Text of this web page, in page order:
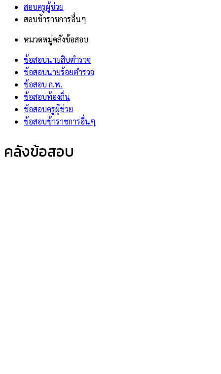
สอบครูผู้ช่วย
สอบข้าราชการอื่นๆ
หมวดหมู่คลังข้อสอบ
ข้อสอบนายสิบตำรวจ
ข้อสอบนายร้อยตำรวจ
ข้อสอบ ก.พ.
ข้อสอบท้องถิ่น
ข้อสอบครูผู้ช่วย
ข้อสอบข้าราชการอื่นๆ
คลังข้อสอบ